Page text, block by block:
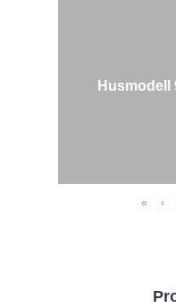
Husmodell
« ‹